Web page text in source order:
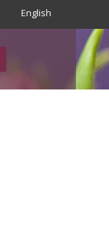
English